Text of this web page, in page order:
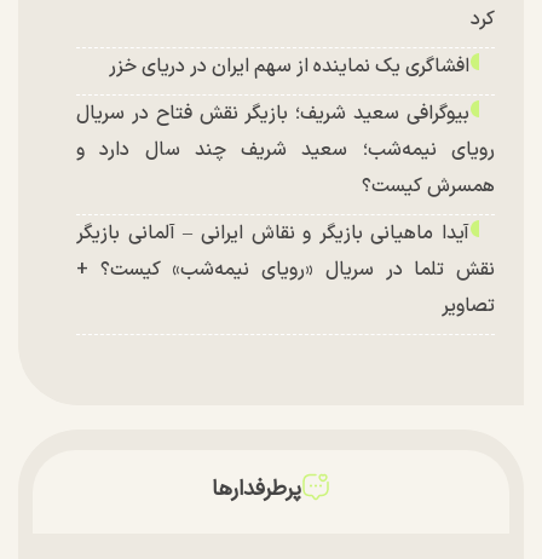
کرد
افشاگری یک نماینده از سهم ایران در دریای خزر
بیوگرافی سعید شریف؛ بازیگر نقش فتاح در سریال
رویای نیمه‌شب؛ سعید شریف چند سال دارد و
همسرش کیست؟
آیدا ماهیانی بازیگر و نقاش ایرانی – آلمانی بازیگر
نقش تلما در سریال «رویای نیمه‌شب» کیست؟ +
تصاویر
پرطرفدارها